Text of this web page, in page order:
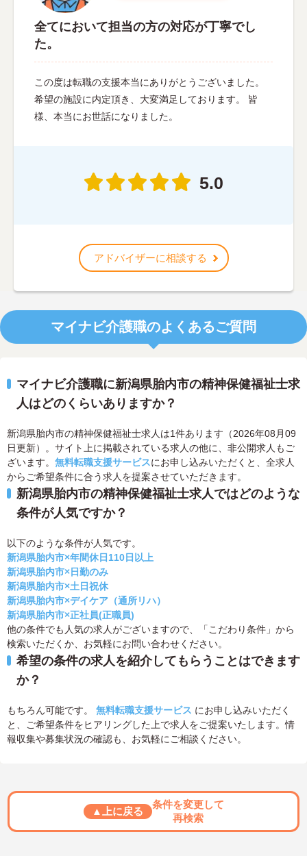
全てにおいて担当の方の対応が丁寧でし
た。
この度は転職の支援本当にありがとうございました。
希望の施設に内定頂き、大変満足しております。 皆
様、本当にお世話になりました。
5.0
アドバイザーに相談する
マイナビ介護職のよくあるご質問
マイナビ介護職に新潟県胎内市の精神保健福祉士求
人はどのくらいありますか？
新潟県胎内市の精神保健福祉士求人は1件あります（2026年08月09
日更新）。サイト上に掲載されている求人の他に、非公開求人もご
ざいます。 無料転職支援サービスにお申し込みいただくと、全求人
からご希望条件に合う求人を提案させていただきます。
新潟県胎内市の精神保健福祉士求人ではどのような
条件が人気ですか？
以下のような条件が人気です。
新潟県胎内市×年間休日110日以上
新潟県胎内市×日勤のみ
新潟県胎内市×土日祝休
新潟県胎内市×デイケア（通所リハ）
新潟県胎内市×正社員(正職員)
他の条件でも人気の求人がございますので、「こだわり条件」から
検索いただくか、お気軽にお問い合わせください。
希望の条件の求人を紹介してもらうことはできます
か？
もちろん可能です。 無料転職支援サービス にお申し込みいただく
と、ご希望条件をヒアリングした上で求人をご提案いたします。情
報収集や募集状況の確認も、お気軽にご相談ください。
▲上に戻る
条件を変更して
再検索